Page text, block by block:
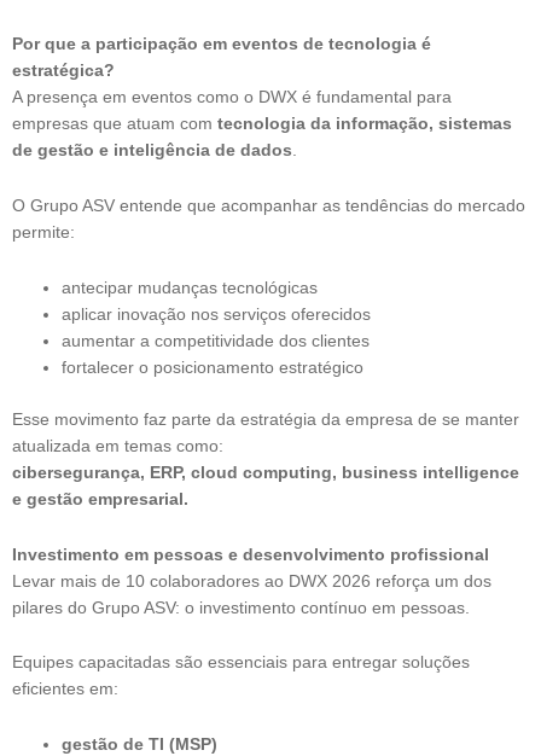
Por que a participação em eventos de tecnologia é
estratégica?
A presença em eventos como o DWX é fundamental para
empresas que atuam com tecnologia da informação, sistemas
de gestão e inteligência de dados.
O Grupo ASV entende que acompanhar as tendências do mercado
permite:
antecipar mudanças tecnológicas
aplicar inovação nos serviços oferecidos
aumentar a competitividade dos clientes
fortalecer o posicionamento estratégico
Esse movimento faz parte da estratégia da empresa de se manter
atualizada em temas como:
cibersegurança, ERP, cloud computing, business intelligence
e gestão empresarial.
Investimento em pessoas e desenvolvimento profissional
Levar mais de 10 colaboradores ao DWX 2026 reforça um dos
pilares do Grupo ASV: o investimento contínuo em pessoas.
Equipes capacitadas são essenciais para entregar soluções
eficientes em:
gestão de TI (MSP)